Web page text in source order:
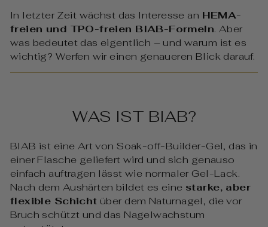
In letzter Zeit wächst das Interesse an HEMA-
freien und TPO-freien BIAB-Formeln. Aber
was bedeutet das eigentlich – und warum ist es
wichtig? Werfen wir einen genaueren Blick darauf.
WAS IST BIAB?
BIAB ist eine Art von Soak-off-Builder-Gel, das in
einer Flasche geliefert wird und sich genauso
einfach auftragen lässt wie normaler Gel-Lack.
Nach dem Aushärten bildet es eine starke, aber
flexible Schicht über dem Naturnagel, die vor
Bruch schützt und das Nagelwachstum